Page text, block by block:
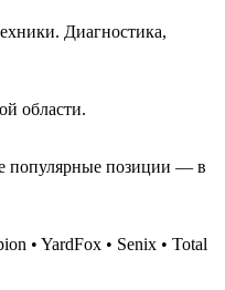
Диагностика,
области.
популярные позиции — в
• YardFox • Senix • Total